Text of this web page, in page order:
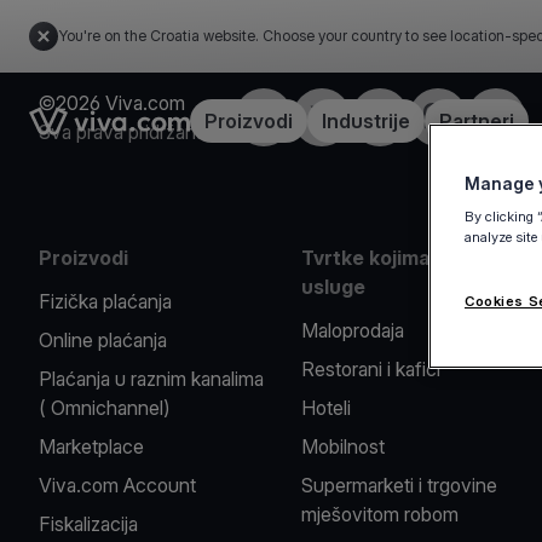
You're on the Croatia website. Choose your country to see location-
Link to the homepageProizvodi Industrije Partneri
©2026 Viva.com
Sva prava pridržana
Facebook LinkedInInstagram
Proizvodi
Fizička plaćanja
Online plaćanja
Plaćanja u raznim kanalima
( Omnichannel)
Marketplace
Viva.com Account
Fiskalizacija
Tvrtke kojima pružamo
usluge
Maloprodaja
Restorani i kafići
Hoteli
Mobilnost
Supermarketi i trgovine
mješovitom robom
Manage
By clicking
analyze
Cookies